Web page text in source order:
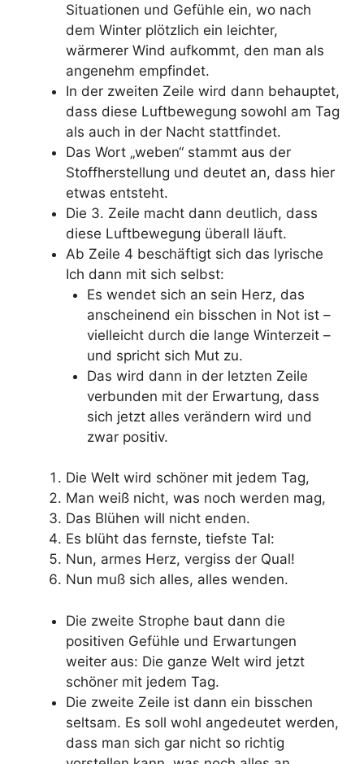
Situationen und Gefühle ein, wo nach
dem Winter plötzlich ein leichter,
wärmerer Wind aufkommt, den man als
angenehm empfindet.
In der zweiten Zeile wird dann behauptet,
dass diese Luftbewegung sowohl am Tag
als auch in der Nacht stattfindet.
Das Wort „weben“ stammt aus der
Stoffherstellung und deutet an, dass hier
etwas entsteht.
Die 3. Zeile macht dann deutlich, dass
diese Luftbewegung überall läuft.
Ab Zeile 4 beschäftigt sich das lyrische
Ich dann mit sich selbst:
Es wendet sich an sein Herz, das
anscheinend ein bisschen in Not ist –
vielleicht durch die lange Winterzeit –
und spricht sich Mut zu.
Das wird dann in der letzten Zeile
verbunden mit der Erwartung, dass
sich jetzt alles verändern wird und
zwar positiv.
Die Welt wird schöner mit jedem Tag,
Man weiß nicht, was noch werden mag,
Das Blühen will nicht enden.
Es blüht das fernste, tiefste Tal:
Nun, armes Herz, vergiss der Qual!
Nun muß sich alles, alles wenden.
Die zweite Strophe baut dann die
positiven Gefühle und Erwartungen
weiter aus: Die ganze Welt wird jetzt
schöner mit jedem Tag.
Die zweite Zeile ist dann ein bisschen
seltsam. Es soll wohl angedeutet werden,
dass man sich gar nicht so richtig